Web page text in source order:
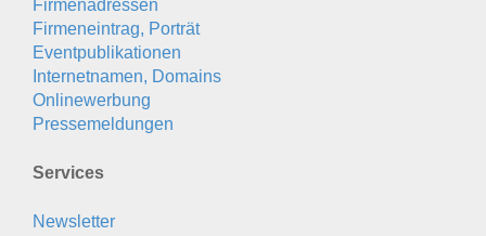
Firmenadressen
Firmeneintrag, Porträt
Eventpublikationen
Internetnamen, Domains
Onlinewerbung
Pressemeldungen
Services
Newsletter